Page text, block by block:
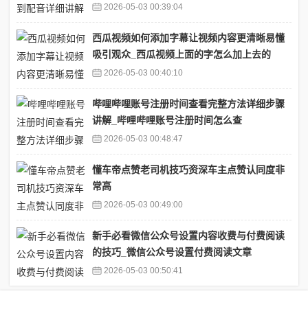
2026-05-03 00:39:04
西瓜视频如何添加字幕让视频内容更清晰易懂
吸引观众_西瓜视频上面的字怎么加上去的
2026-05-03 00:40:10
哔哩哔哩账号注册时间查看完整方法详细步骤
讲解_哔哩哔哩账号注册时间怎么查
2026-05-03 00:48:47
懂车帝点赞老司机技巧资深车主点赞认同度非
常高
2026-05-03 00:49:00
新手必看微信公众号设置内容收费与付费阅读
的技巧_微信公众号设置付费阅读文章
2026-05-03 00:50:41